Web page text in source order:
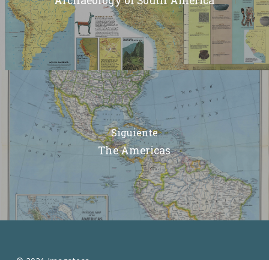
Siguiente
The Americas